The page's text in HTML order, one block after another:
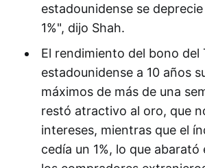
estadounidense se
1%", dijo Shah.
El rendimiento del bono del
estadounidense a 10 años
máximos de más de una
restó atractivo al oro, que
intereses, mientras que el
cedía un 1%, lo que abarató